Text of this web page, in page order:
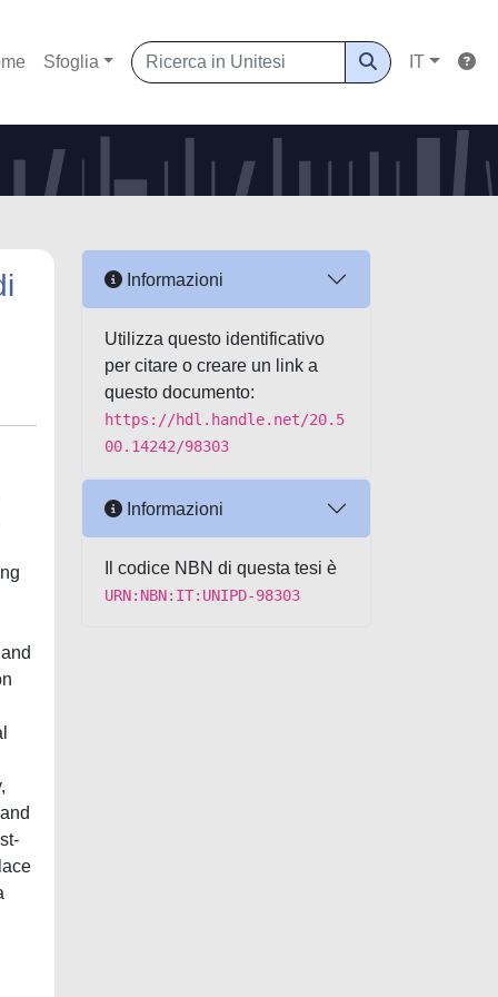
Sfoglia IT
Informazioni
Utilizza questo identificativo
per citare o creare un link a
questo documento:
https://hdl.handle.net/20.5
00.14242/98303
Informazioni
Il codice NBN di questa tesi è
URN:NBN:IT:UNIPD-98303